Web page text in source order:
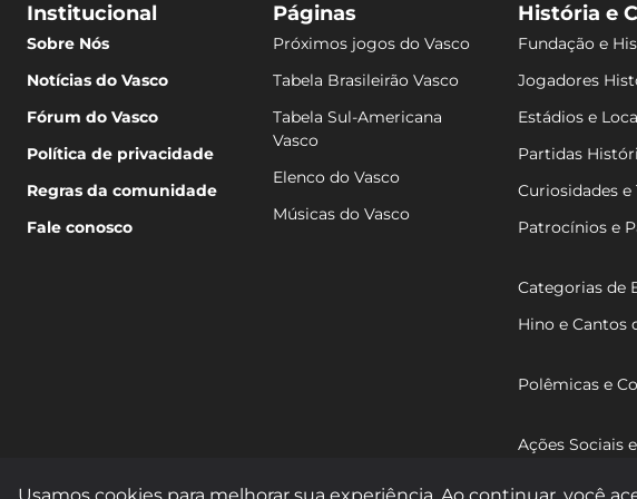
Institucional
Sobre Nós
Notícias do Vasco
Fórum do Vasco
Política de privacidade
Regras da comunidade
Fale conosco
Páginas
Próximos jogos do Vasco
Tabela Brasileirão Vasco
Tabela Sul-Americana
Vasco
Elenco do Vasco
Músicas do Vasco
História e
Fundação e
Jogadores
Estádios e
Partidas
Curiosidades e
Patrocínios e
Categorias de
Hino e Cantos
Polêmicas e
Ações Sociais e